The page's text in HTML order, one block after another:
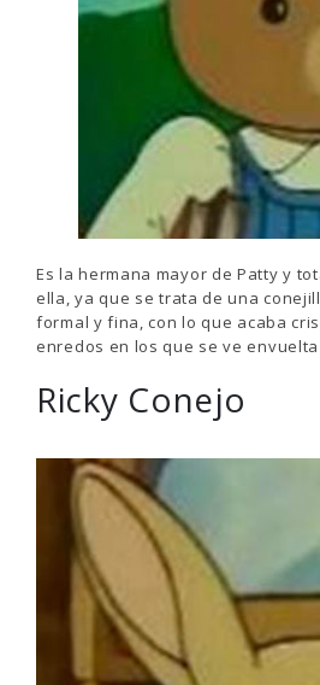
Es la hermana mayor de Patty y
ella, ya que se trata de una
formal y fina, con lo que acaba
enredos en los que se ve
Ricky Conejo